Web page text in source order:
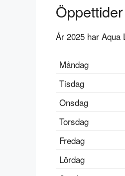
År 2025 har Aqua
Måndag
Tisdag
Onsdag
Torsdag
Fredag
Lördag